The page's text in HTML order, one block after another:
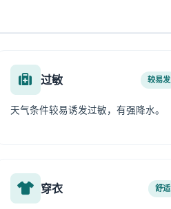
过敏 较易发
天气条件较易诱发过敏，有强降水。
穿衣 舒适